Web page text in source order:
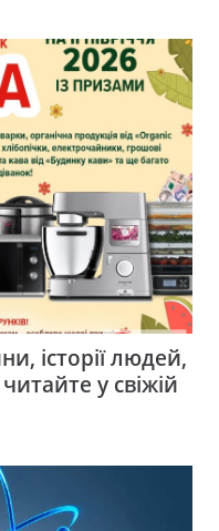
історії людей,
у свіжій